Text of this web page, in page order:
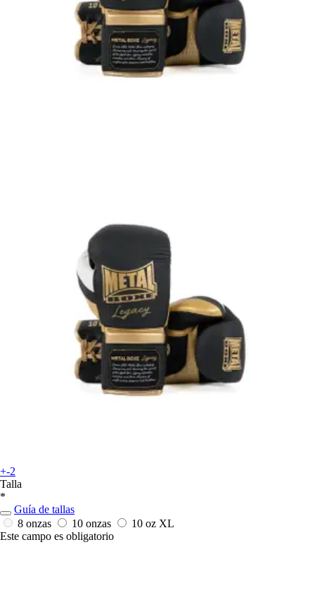
+-2
Talla
*
Guía de tallas
8 onzas
10 onzas
10 oz XL
Este campo es obligatorio